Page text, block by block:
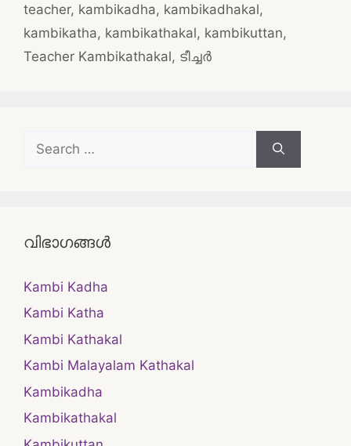
teacher, kambikadha, kambikadhakal,
kambikatha, kambikathakal, kambikuttan,
Teacher Kambikathakal, ടീച്ചർ
for:
വിഭാഗങ്ങൾ
Kambi Kadha
Kambi Katha
Kambi Kathakal
Kambi Malayalam Kathakal
Kambikadha
Kambikathakal